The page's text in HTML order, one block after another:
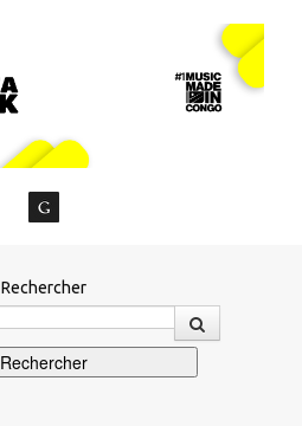
Rechercher